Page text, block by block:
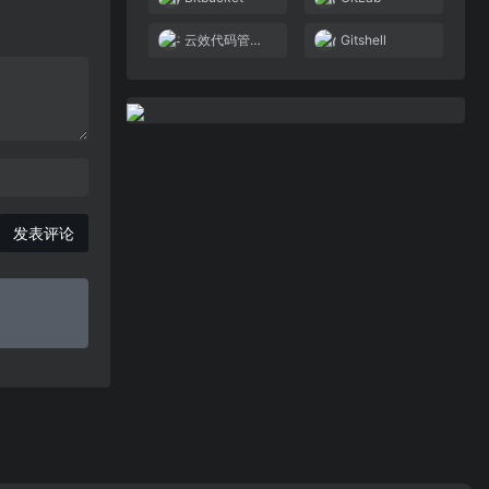
发表评论
云效代码管理Codeup Gitshell